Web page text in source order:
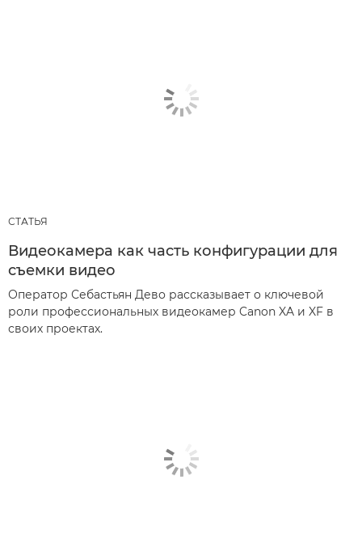
СТАТЬЯ
Видеокамера как часть конфигурации для
съемки видео
Оператор Себастьян Дево рассказывает о ключевой
роли профессиональных видеокамер Canon XA и XF в
своих проектах.